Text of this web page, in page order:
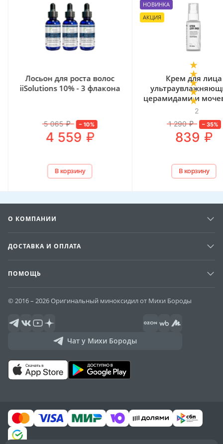
Лосьон для роста волос
iiSolutions 10% - 3 флакона
5 065 ₽ –10%
4 559 ₽
В корзину
НОВИНКА
АКЦИЯ
2
Крем для лица
церамидами и
Mr. Volos, 50 мл
1 290 ₽ – 35%
839 ₽
В корзину
О КОМПАНИИ
ДОСТАВКА И ОПЛАТА
ПОМОЩЬ
© 2016 – 2026 Оригинальный миноксидил от Михи Бороды
Чат у Михи Бороды